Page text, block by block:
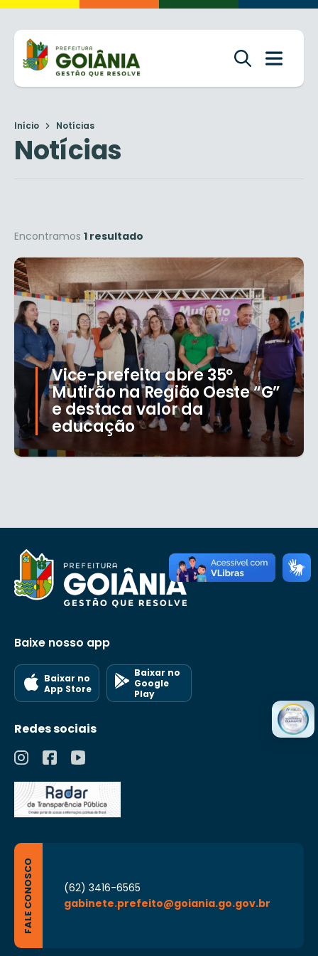
Início Notícias
Notícias
Encontramos 1 resultado
Vice-prefeita abre 35º
Mutirão na Região Oeste “G”
e destaca valor da
educação
Baixe nosso app
Baixar no
App Store
Baixar no
Google
Play
Redes sociais
FALE CONOSCO
(62) 3416-6565
gabinete.prefeito@goiania.go.gov.br